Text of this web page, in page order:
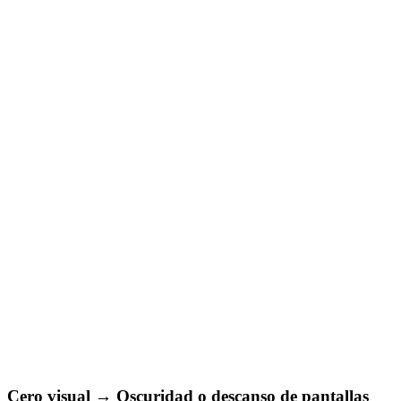
Cero visual → Oscuridad o descanso de pantallas